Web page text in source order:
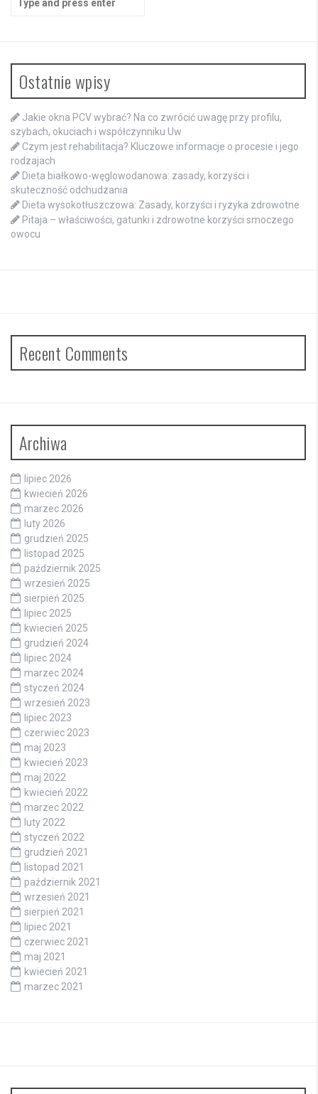
for:
Ostatnie wpisy
Jakie okna PCV wybrać? Na co zwrócić uwagę przy profilu,
szybach, okuciach i współczynniku Uw
Czym jest rehabilitacja? Kluczowe informacje o procesie i jego
rodzajach
Dieta białkowo-węglowodanowa: zasady, korzyści i
skuteczność odchudzania
Dieta wysokotłuszczowa: Zasady, korzyści i ryzyka zdrowotne
Pitaja – właściwości, gatunki i zdrowotne korzyści smoczego
owocu
Recent Comments
Archiwa
lipiec 2026
kwiecień 2026
marzec 2026
luty 2026
grudzień 2025
listopad 2025
październik 2025
wrzesień 2025
sierpień 2025
lipiec 2025
kwiecień 2025
grudzień 2024
lipiec 2024
marzec 2024
styczeń 2024
wrzesień 2023
lipiec 2023
czerwiec 2023
maj 2023
kwiecień 2023
maj 2022
kwiecień 2022
marzec 2022
luty 2022
styczeń 2022
grudzień 2021
listopad 2021
październik 2021
wrzesień 2021
sierpień 2021
lipiec 2021
czerwiec 2021
maj 2021
kwiecień 2021
marzec 2021